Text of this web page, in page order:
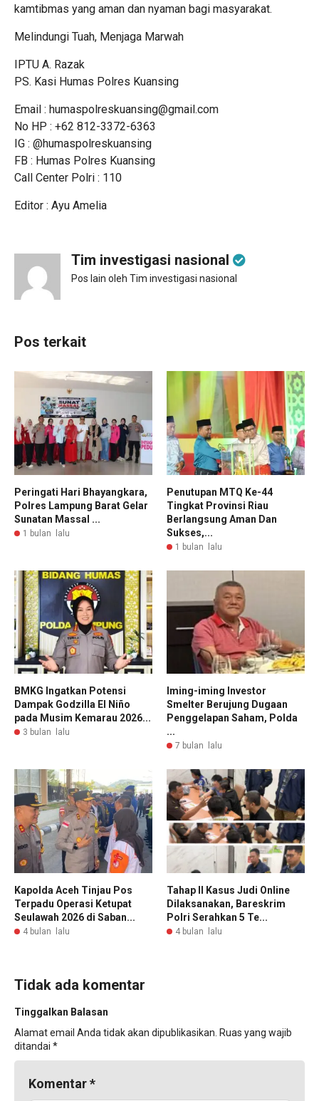
kamtibmas yang aman dan nyaman bagi masyarakat.
Melindungi Tuah, Menjaga Marwah
IPTU A. Razak
PS. Kasi Humas Polres Kuansing
Email : humaspolreskuansing@gmail.com
No HP : +62 812-3372-6363
IG : @humaspolreskuansing
FB : Humas Polres Kuansing
Call Center Polri : 110
Editor : Ayu Amelia
Tim investigasi nasional
Pos lain oleh Tim investigasi nasional
Pos terkait
Peringati Hari Bhayangkara,
Polres Lampung Barat Gelar
Sunatan Massal ...
1 bulan lalu
Penutupan MTQ Ke-44
Tingkat Provinsi Riau
Berlangsung Aman Dan
Sukses,...
1 bulan lalu
BMKG Ingatkan Potensi
Dampak Godzilla El Niño
pada Musim Kemarau 2026...
3 bulan lalu
Iming-iming Investor
Smelter Berujung Dugaan
Penggelapan Saham, Polda
...
7 bulan lalu
Kapolda Aceh Tinjau Pos
Terpadu Operasi Ketupat
Seulawah 2026 di Saban...
4 bulan lalu
Tahap II Kasus Judi Online
Dilaksanakan, Bareskrim
Polri Serahkan 5 Te...
4 bulan lalu
Tidak ada komentar
Tinggalkan Balasan
Alamat email Anda tidak akan dipublikasikan. Ruas yang wajib
ditandai *
Komentar*